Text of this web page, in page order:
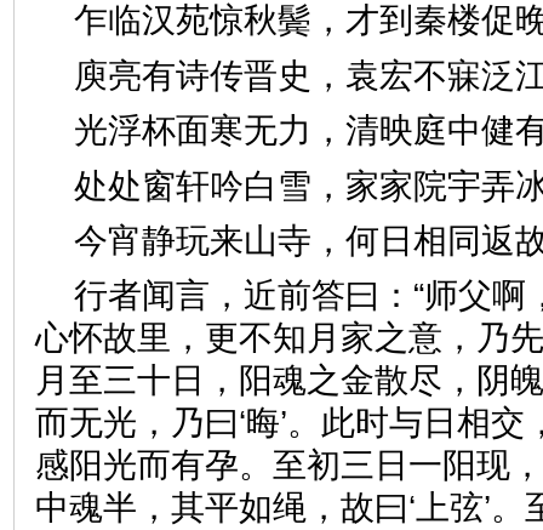
乍临汉苑惊秋鬓，才到秦
庾亮有诗传晋史，袁宏不
光浮杯面寒无力，清映庭
处处窗轩吟白雪，家家院
今宵静玩来山寺，何日相
行者闻言，近前答曰：“师父啊
心怀故里，更不知月家之意，乃
月至三十日，阳魂之金散尽，阴
而无光，乃曰‘晦’。此时与日相
感阳光而有孕。至初三日一阳现
中魂半，其平如绳，故曰‘上弦’